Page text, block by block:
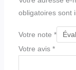
obligatoires sont
Votre note *
Votre avis *